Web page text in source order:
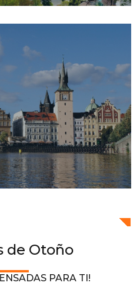
de Otoño
PARA TI!